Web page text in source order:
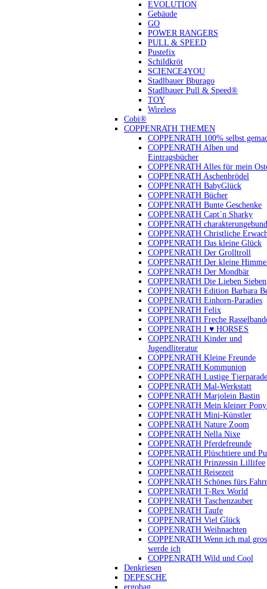
EVOLUTION
Gebäude
GO
POWER RANGERS
PULL & SPEED
Pustefix
Schildkröt
SCIENCE4YOU
Stadlbauer Bburago
Stadlbauer Pull & Speed®
TOY
Wireless
Cobi®
COPPENRATH THEMEN
COPPENRATH 100% selbst
COPPENRATH Alben und
Eintragsbücher
COPPENRATH Alles für mein
COPPENRATH Aschenbrödel
COPPENRATH BabyGlück
COPPENRATH Bücher
COPPENRATH Bunte Geschenke
COPPENRATH Capt´n Sharky
COPPENRATH
COPPENRATH Christliche
COPPENRATH Das kleine Glück
COPPENRATH Der Grolltroll
COPPENRATH Der kleine
COPPENRATH Der Mondbär
COPPENRATH Die Lieben Sieben
COPPENRATH Edition Barbara
COPPENRATH Einhorn-Paradies
COPPENRATH Felix
COPPENRATH Freche
COPPENRATH I ♥ HORSES
COPPENRATH Kinder und
Jugendliteratur
COPPENRATH Kleine Freunde
COPPENRATH Kommunion
COPPENRATH Lustige Tierparade
COPPENRATH Mal-Werkstatt
COPPENRATH Marjolein Bastin
COPPENRATH Mein kleiner
COPPENRATH Mini-Künstler
COPPENRATH Nature Zoom
COPPENRATH Nella Nixe
COPPENRATH Pferdefreunde
COPPENRATH Plüschtiere und
COPPENRATH Prinzessin Lillifee
COPPENRATH Reisezeit
COPPENRATH Schönes fürs
COPPENRATH T-Rex World
COPPENRATH Taschenzauber
COPPENRATH Taufe
COPPENRATH Viel Glück
COPPENRATH Weihnachten
COPPENRATH Wenn ich mal
werde ich
COPPENRATH Wild und Cool
Denkriesen
DEPESCHE
ergobag